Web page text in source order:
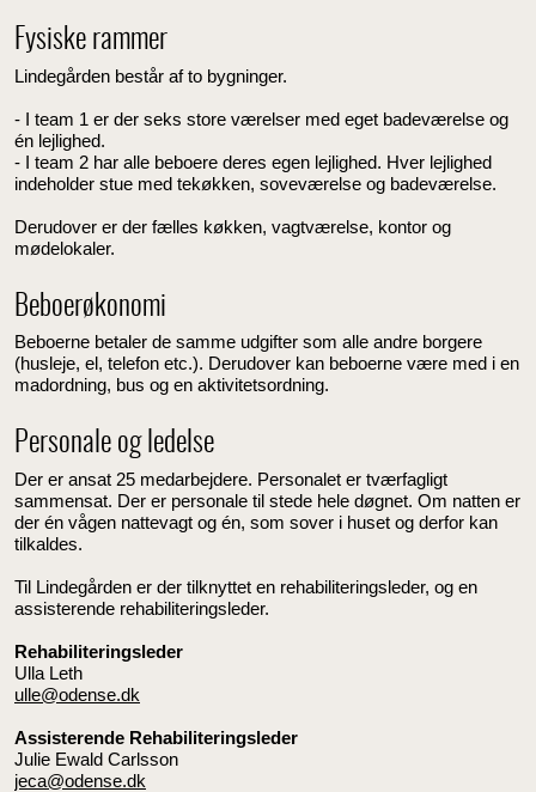
Fysiske rammer
Lindegården består af to bygninger.
- I team 1 er der seks store værelser med eget badeværelse og
én lejlighed.
- I team 2 har alle beboere deres egen lejlighed. Hver lejlighed
indeholder stue med tekøkken, soveværelse og badeværelse.
Derudover er der fælles køkken, vagtværelse, kontor og
mødelokaler.
Beboerøkonomi
Beboerne betaler de samme udgifter som alle andre borgere
(husleje, el, telefon etc.). Derudover kan beboerne være med i en
madordning, bus og en aktivitetsordning.
Personale og ledelse
Der er ansat 25 medarbejdere. Personalet er tværfagligt
sammensat. Der er personale til stede hele døgnet. Om natten er
der én vågen nattevagt og én, som sover i huset og derfor kan
tilkaldes.
Til Lindegården er der tilknyttet en rehabiliteringsleder, og en
assisterende rehabiliteringsleder.
Rehabiliteringsleder
Ulla Leth
ulle@odense.dk
Assisterende Rehabiliteringsleder
Julie Ewald Carlsson
jeca@odense.dk